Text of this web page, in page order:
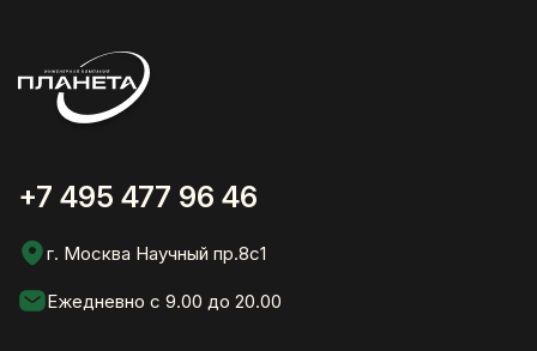
+7 495 477 96 46
г. Москва Научный пр.8с1
Ежедневно с 9.00 до 20.00